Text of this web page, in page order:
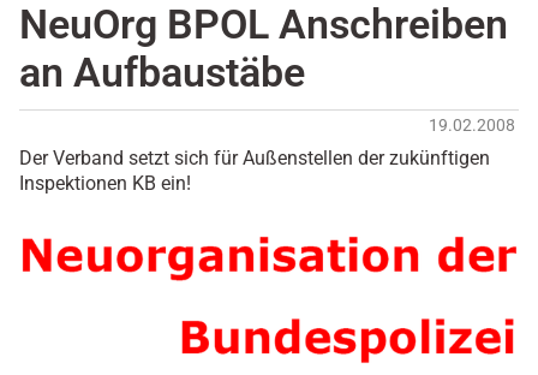
NeuOrg BPOL Anschreiben
an Aufbaustäbe
19.02.2008
Der Verband setzt sich für Außenstellen der zukünftigen
Inspektionen KB ein!